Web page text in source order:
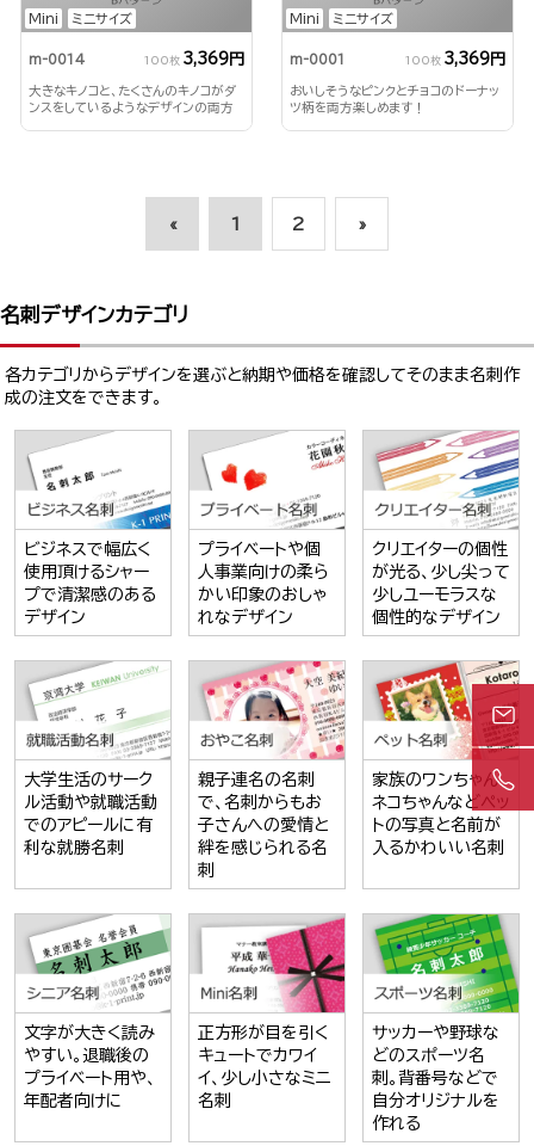
Mini ミニサイズ
m-0014 100枚 3,369円
大きなキノコと、たくさんのキノコがダ
ンスをしているようなデザインの両方
Mini ミニサイズ
m-0001 100枚 3,369円
おいしそうなピンクとチョコのドーナッ
ツ柄を両方楽しめます！
« 1 2 »
名刺デザインカテゴリ
各カテゴリからデザインを選ぶと納期や価格を確認してそのまま名刺作
成の注文をできます。
ビジネスで幅広く
使用頂けるシャー
プで清潔感のある
デザイン
プライベートや個
人事業向けの柔ら
かい印象のおしゃ
れなデザイン
クリエイターの個性
が光る、少し尖って
少しユーモラスな
個性的なデザイン
大学生活のサーク
ル活動や就職活動
でのアピールに有
利な就勝名刺
親子連名の名刺
で、名刺からもお
子さんへの愛情と
絆を感じられる名
刺
家族のワンちゃん
ネコちゃんなどペッ
トの写真と名前が
入るかわいい名刺
文字が大きく読み
やすい。退職後の
プライベート用や、
年配者向けに
正方形が目を引く
キュートでカワイ
イ、少し小さなミニ
名刺
サッカーや野球な
どのスポーツ名
刺。背番号などで
自分オリジナルを
作れる